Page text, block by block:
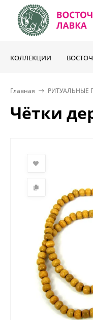
КОЛЛЕКЦИИ
Главная РИТУАЛЬНЫЕ
Чётки